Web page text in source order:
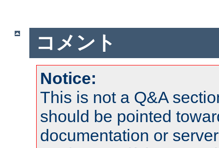
コメント
Notice:
This is not a Q&A
should be pointed
documentation or